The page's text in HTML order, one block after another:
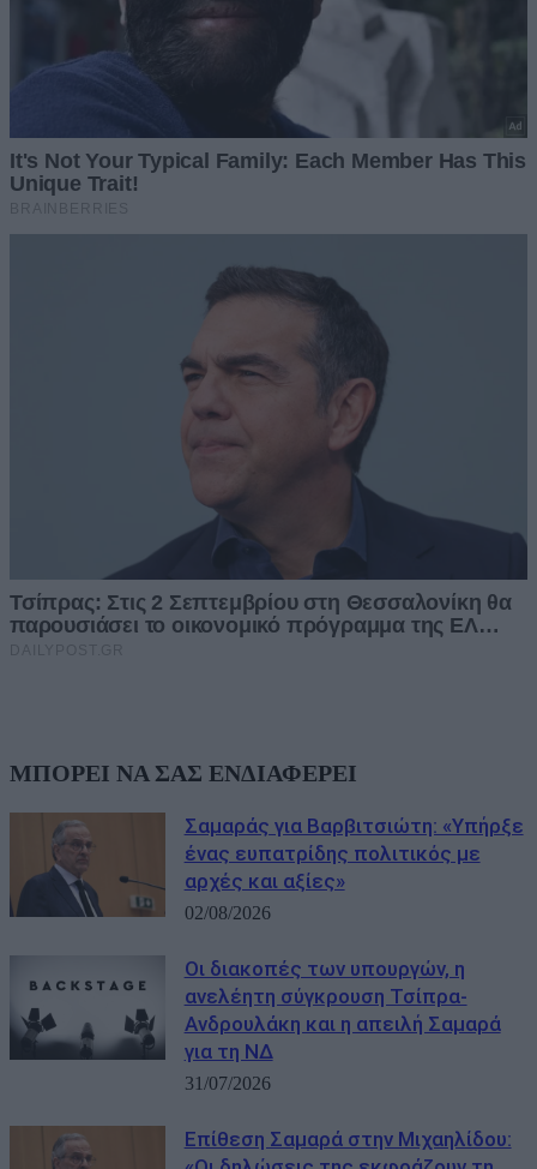
ΜΠΟΡΕΙ ΝΑ ΣΑΣ ΕΝΔΙΑΦΕΡΕΙ
Σαμαράς για Βαρβιτσιώτη: «Υπήρξε
ένας ευπατρίδης πολιτικός με
αρχές και αξίες»
02/08/2026
Οι διακοπές των υπουργών, η
ανελέητη σύγκρουση Τσίπρα-
Ανδρουλάκη και η απειλή Σαμαρά
για τη ΝΔ
31/07/2026
Eπίθεση Σαμαρά στην Μιχαηλίδου: